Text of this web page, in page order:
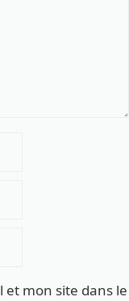
mon site dans le